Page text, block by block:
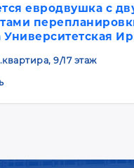
евродвушка с
Университетская
9/17 этаж